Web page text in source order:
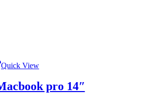
Quick View
pro 14″